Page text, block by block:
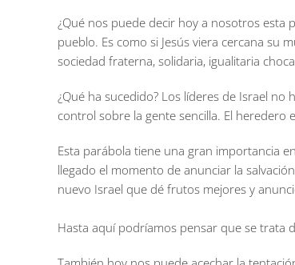
¿Qué nos puede decir hoy a nosotros esta
pueblo. Es como si Jesús viera cercana su
sociedad fraterna, solidaria, igualitaria
¿Qué ha sucedido? Los líderes de Israel
control sobre la gente sencilla. El heredero
Esta parábola tiene una gran importancia
llegado el momento de anunciar la
nuevo Israel que dé frutos mejores y
Hasta aquí podríamos pensar que se trata